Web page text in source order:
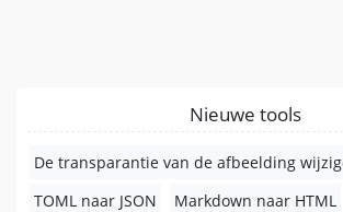
Nieuwe tools
De transparantie van de afbeelding
TOML naar JSON
Markdown naar HTML